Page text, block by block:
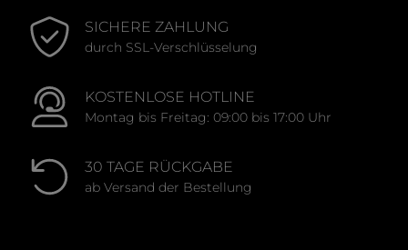
SICHERE ZAHLUNG
durch SSL-Verschlüsselung
KOSTENLOSE HOTLINE
Montag bis Freitag: 09:00 bis 17:00 Uhr
30 TAGE RÜCKGABE
ab Versand der Bestellung